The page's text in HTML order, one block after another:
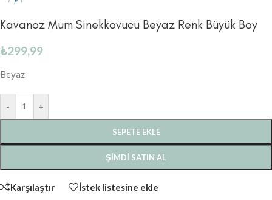
Kavanoz Mum Sinekkovucu Beyaz Renk Büyük Boy
₺299,99
Beyaz
- +
SEPETE EKLE
ŞIMDI SATIN AL
Karşılaştır İstek listesine ekle